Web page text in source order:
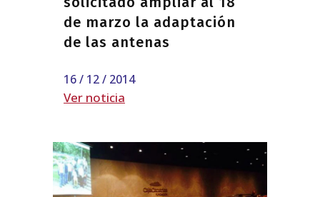
de marzo la adaptación
de las antenas
16 / 12 / 2014
Ver noticia